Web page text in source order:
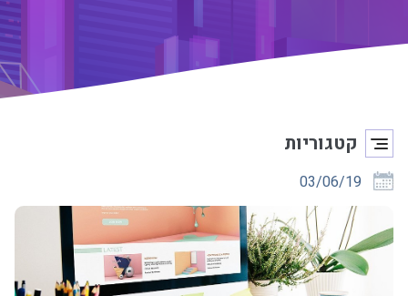
קטגוריות
03/06/19